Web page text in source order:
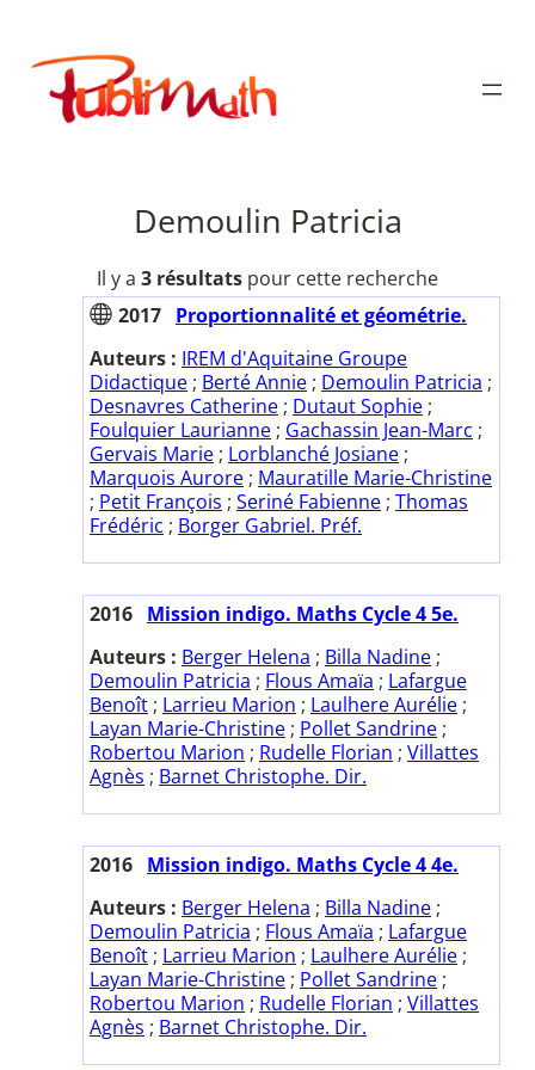
contenu
Publimath
Demoulin Patricia
Il y a 3 résultats pour cette recherche
2017 Proportionnalité et géométrie.
Auteurs : IREM d'Aquitaine Groupe
Didactique ; Berté Annie ; Demoulin Patricia ;
Desnavres Catherine ; Dutaut Sophie ;
Foulquier Laurianne ; Gachassin Jean-Marc ;
Gervais Marie ; Lorblanché Josiane ;
Marquois Aurore ; Mauratille Marie-Christine
; Petit François ; Seriné Fabienne ; Thomas
Frédéric ; Borger Gabriel. Préf.
2016 Mission indigo. Maths Cycle 4 5e.
Auteurs : Berger Helena ; Billa Nadine ;
Demoulin Patricia ; Flous Amaïa ; Lafargue
Benoît ; Larrieu Marion ; Laulhere Aurélie ;
Layan Marie-Christine ; Pollet Sandrine ;
Robertou Marion ; Rudelle Florian ; Villattes
Agnès ; Barnet Christophe. Dir.
2016 Mission indigo. Maths Cycle 4 4e.
Auteurs : Berger Helena ; Billa Nadine ;
Demoulin Patricia ; Flous Amaïa ; Lafargue
Benoît ; Larrieu Marion ; Laulhere Aurélie ;
Layan Marie-Christine ; Pollet Sandrine ;
Robertou Marion ; Rudelle Florian ; Villattes
Agnès ; Barnet Christophe. Dir.